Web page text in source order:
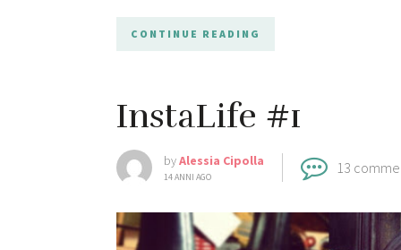
CONTINUE READING
InstaLife #1
byAlessia Cipolla
14 ANNI AGO
13